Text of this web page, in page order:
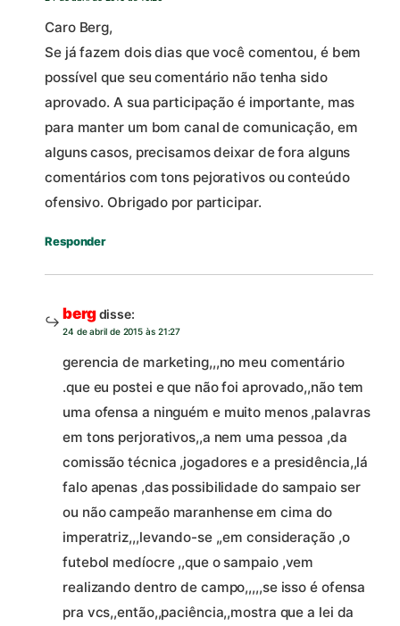
Caro Berg,
Se já fazem dois dias que você comentou, é bem
possível que seu comentário não tenha sido
aprovado. A sua participação é importante, mas
para manter um bom canal de comunicação, em
alguns casos, precisamos deixar de fora alguns
comentários com tons pejorativos ou conteúdo
ofensivo. Obrigado por participar.
Responder
bergdisse:
24 de abril de 2015 às 21:27
gerencia de marketing,,,no meu comentário
.que eu postei e que não foi aprovado,,não tem
uma ofensa a ninguém e muito menos ,palavras
em tons perjorativos,,a nem uma pessoa ,da
comissão técnica ,jogadores e a presidência,,lá
falo apenas ,das possibilidade do sampaio ser
ou não campeão maranhense em cima do
imperatriz,,,levando-se ,,em consideração ,o
futebol medíocre ,,que o sampaio ,vem
realizando dentro de campo,,,,,se isso é ofensa
pra vcs,,então,,paciência,,mostra que a lei da